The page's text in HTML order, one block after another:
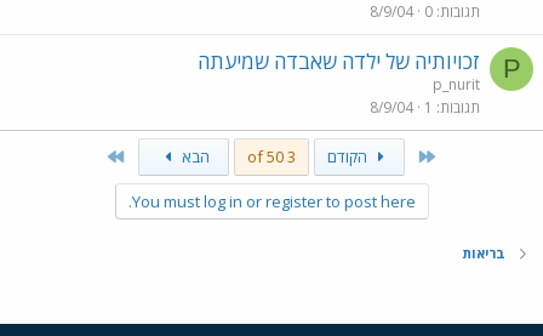
תגובות 0
8/9/04
P זכויותיה של ילדה שאבדה שמיעתה
p_nurit
תגובות 1
8/9/04
הקודם 3 of 50 הבא
You must log in or register to post here.
בריאות